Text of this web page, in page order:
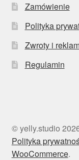
Zamówienie
Polityka
Zwroty i
Regulamin
© yelly.studio
Polityka
WooCommerce.